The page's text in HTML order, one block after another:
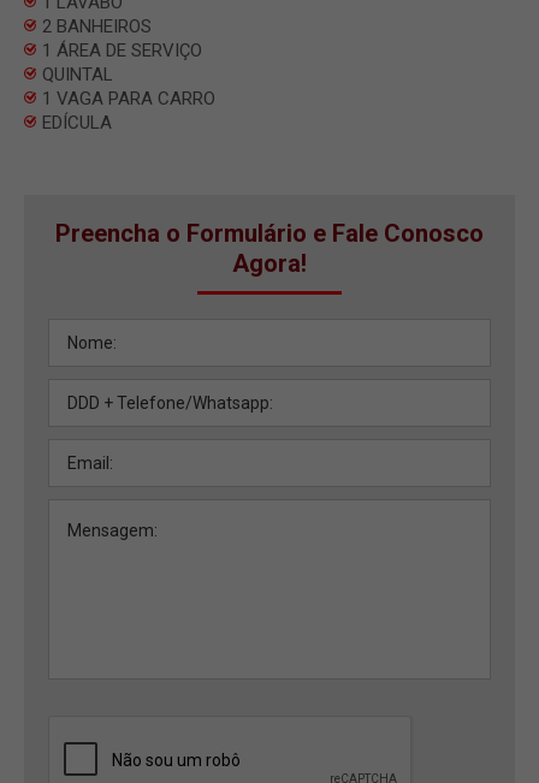
2 BANHEIROS
1 ÁREA DE SERVIÇO
QUINTAL
1 VAGA PARA CARRO
EDÍCULA
Preencha o Formulário e Fale Conosco
Agora!